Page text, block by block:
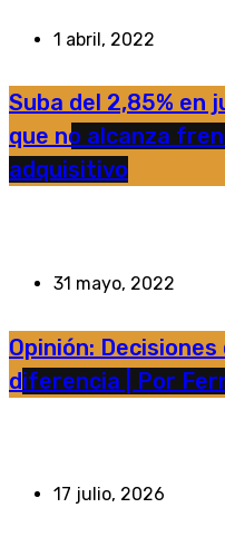
1 abril, 2022
Suba del 2,85% en
que no alcanza
adquisitivo
31 mayo, 2022
Opinión:
diferencia | Por
17 julio, 2026